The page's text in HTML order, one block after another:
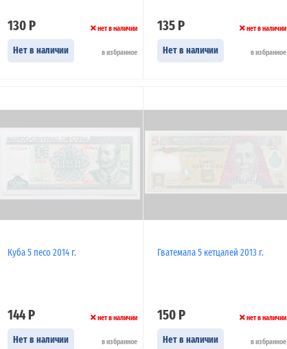
130 Р нет в наличии
Нет в наличии в избранное
135 Р нет в наличии
Нет в наличии в избранное
Куба 5 песо 2014 г.
144 Р нет в наличии
Нет в наличии в избранное
Гватемала 5 кетцалей 2013 г.
150 Р нет в наличии
Нет в наличии в избранное